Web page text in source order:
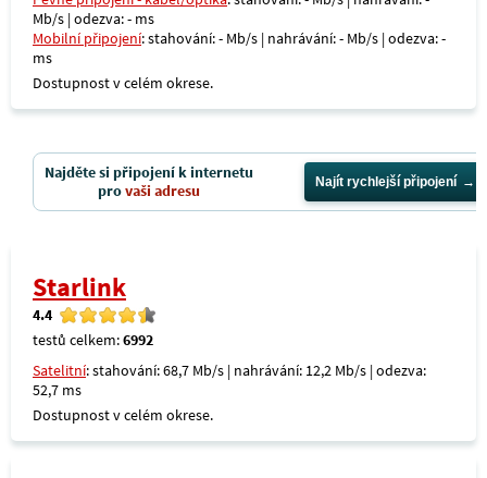
Mb/s | odezva: - ms
Mobilní připojení: stahování: - Mb/s | nahrávání: - Mb/s | odezva: -
ms
Dostupnost v celém okrese.
Najděte si připojení k internetu
provaši adresu Najít rychlejší připojení
Starlink
4.4
testů celkem:6992
Satelitní: stahování: 68,7 Mb/s | nahrávání: 12,2 Mb/s | odezva:
52,7 ms
Dostupnost v celém okrese.